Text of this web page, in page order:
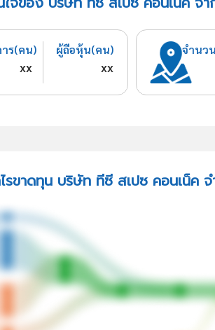
าร(คน)
xx
ผู้ถือหุ้น(คน)
xx
จำนว
รขาดทุน บริษัท ทีซี สเปซ คอนเน็ค